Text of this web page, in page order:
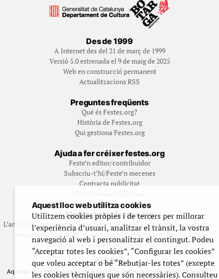
Des de 1999
A Internet des del 21 de març de 1999
Versió 5.0 estrenada el 9 de maig de 2025
Web en construcció permanent
Actualitzacions RSS
Preguntes freqüents
Qué és Festes.org?
Història de Festes.org
Qui gestiona Festes.org
Ajuda a fer créixer festes.org
Feste’n editor/contribuidor
Subscriu-t’hi/Feste’n mecenes
Contracta publicitat
Els llibres de festes.org
L’any 2012 vam posar en marxa una col·lecció editorial en format paper,
recuperant i ampliant materials que fins aleshores havien estat
exclusivament accessibles al nostre espai web. [+]
Aquesta obra està subjecta a una llicència de Reconeixement No Comercial -
Aquest lloc web utilitza cookies
Utilitzem cookies pròpies i de tercers per millorar
l’experiència d’usuari, analitzar el trànsit, la vostra
navegació al web i personalitzar el contingut. Podeu
“Acceptar totes les cookies”, “Configurar les cookies”
que voleu acceptar o bé “Rebutjar-les totes” (excepte
les cookies tècniques que són necessàries). Consulteu